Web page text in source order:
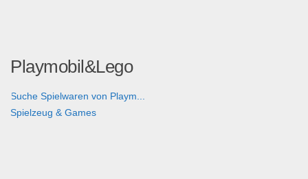
Playmobil&Lego
Suche Spielwaren von Playm...
Spielzeug & Games